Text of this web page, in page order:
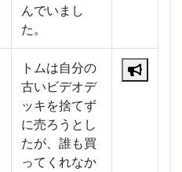
んでいまし
た。
トムは自分の
古いビデオデ
ッキを捨てず
に売ろうとし
たが、誰も買
ってくれなか